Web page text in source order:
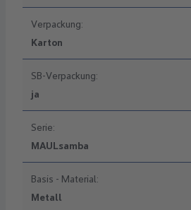
Verpackung:
Karton
SB-Verpackung:
ja
Serie:
MAULsamba
Basis - Material:
Metall